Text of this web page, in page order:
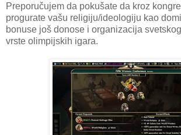
Preporučujem da pokušate da kroz
progurate vašu religiju/ideologiju kao
bonuse još donose i organizacija
vrste olimpijskih igara.